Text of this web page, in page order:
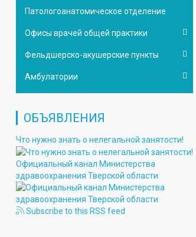
Патологоанатомическое отделение
Офисы врачей общей практики
Фельдшерско-акушерские пункты
Амбулатории
ОБЪЯВЛЕНИЯ
Что нужно знать о нелегальной занятости!
Официальный канал Министерства
здравоохранения Тверской области
Subscribe to this RSS feed